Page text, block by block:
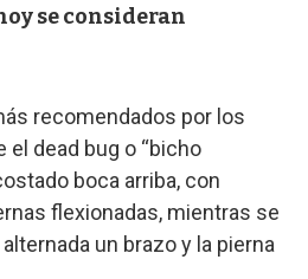
se consideran
recomendados por los
dead bug o “bicho
boca arriba, con
flexionadas, mientras se
un brazo y la pierna